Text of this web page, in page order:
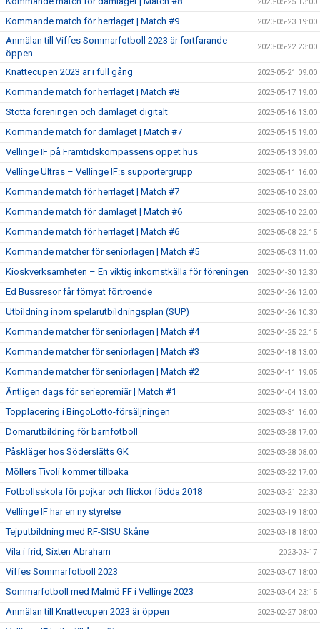
Kommande match för herrlaget | Match #9 2023-05-23 19:00
Anmälan till Viffes Sommarfotboll 2023 är fortfarande
öppen
2023-05-22 23:00
Knattecupen 2023 är i full gång 2023-05-21 09:00
Kommande match för herrlaget | Match #8 2023-05-17 19:00
Stötta föreningen och damlaget digitalt 2023-05-16 13:00
Kommande match för damlaget | Match #7 2023-05-15 19:00
Vellinge IF på Framtidskompassens öppet hus 2023-05-13 09:00
Vellinge Ultras – Vellinge IF:s supportergrupp 2023-05-11 16:00
Kommande match för herrlaget | Match #7 2023-05-10 23:00
Kommande match för damlaget | Match #6 2023-05-10 22:00
Kommande match för herrlaget | Match #6 2023-05-08 22:15
Kommande matcher för seniorlagen | Match #5 2023-05-03 11:00
Kioskverksamheten – En viktig inkomstkälla för föreningen 2023-04-30 12:30
Ed Bussresor får förnyat förtroende 2023-04-26 12:00
Utbildning inom spelarutbildningsplan (SUP) 2023-04-26 10:30
Kommande matcher för seniorlagen | Match #4 2023-04-25 22:15
Kommande matcher för seniorlagen | Match #3 2023-04-18 13:00
Kommande matcher för seniorlagen | Match #2 2023-04-11 19:05
Äntligen dags för seriepremiär | Match #1 2023-04-04 13:00
Topplacering i BingoLotto-försäljningen 2023-03-31 16:00
Domarutbildning för barnfotboll 2023-03-28 17:00
Påskläger hos Söderslätts GK 2023-03-28 08:00
Möllers Tivoli kommer tillbaka 2023-03-22 17:00
Fotbollsskola för pojkar och flickor födda 2018 2023-03-21 22:30
Vellinge IF har en ny styrelse 2023-03-19 18:00
Tejputbildning med RF-SISU Skåne 2023-03-18 18:00
Vila i frid, Sixten Abraham 2023-03-17
Viffes Sommarfotboll 2023 2023-03-07 18:00
Sommarfotboll med Malmö FF i Vellinge 2023 2023-03-04 23:15
Anmälan till Knattecupen 2023 är öppen 2023-02-27 08:00